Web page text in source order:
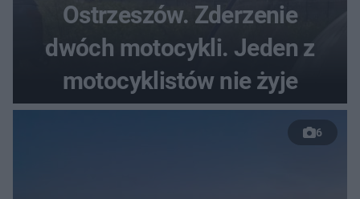
Ostrzeszów. Zderzenie
dwóch motocykli. Jeden z
motocyklistów nie żyje
6